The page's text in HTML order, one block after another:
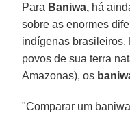
Para Baniwa, há
sobre as enormes
indígenas
povos de sua terra
Amazonas), os
"Comparar um